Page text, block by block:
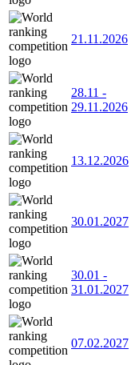
21.11.2026
28.11 -
29.11.2026
13.12.2026
30.01.2027
30.01 -
31.01.2027
07.02.2027